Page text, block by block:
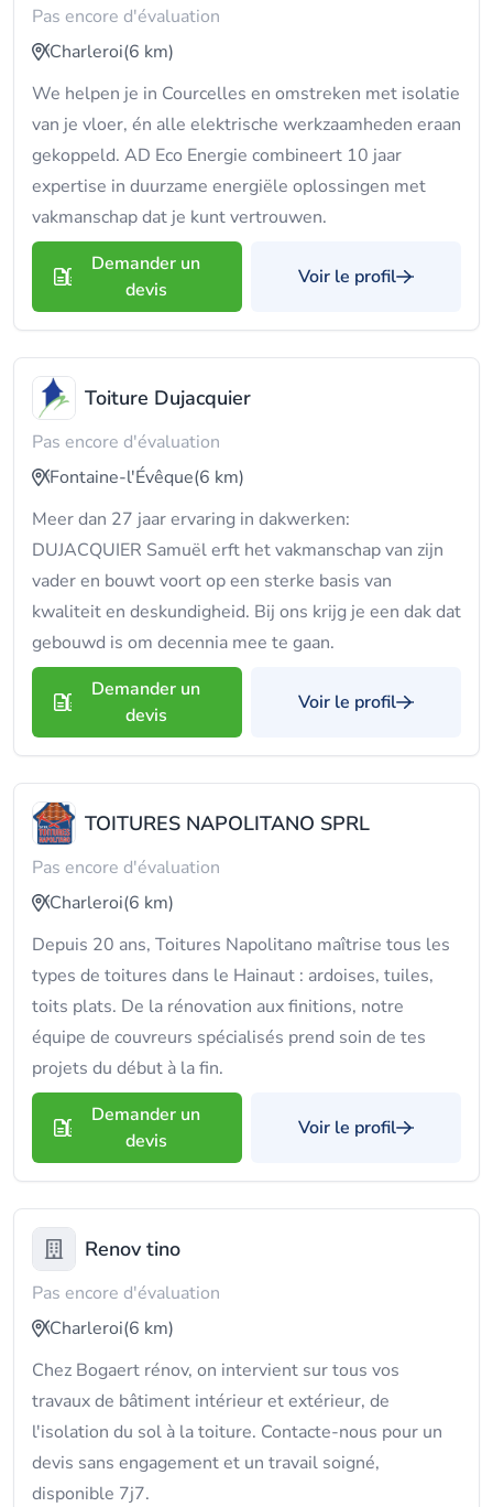
Pas encore d'évaluation
Charleroi(6 km)
We helpen je in Courcelles en omstreken met isolatie
van je vloer, én alle elektrische werkzaamheden eraan
gekoppeld. AD Eco Energie combineert 10 jaar
expertise in duurzame energiële oplossingen met
vakmanschap dat je kunt vertrouwen.
Demander un
devis
Voir le profil
Toiture Dujacquier
Pas encore d'évaluation
Fontaine-l'Évêque(6 km)
Meer dan 27 jaar ervaring in dakwerken:
DUJACQUIER Samuël erft het vakmanschap van zijn
vader en bouwt voort op een sterke basis van
kwaliteit en deskundigheid. Bij ons krijg je een dak dat
gebouwd is om decennia mee te gaan.
Demander un
devis
Voir le profil
TOITURES NAPOLITANO SPRL
Pas encore d'évaluation
Charleroi(6 km)
Depuis 20 ans, Toitures Napolitano maîtrise tous les
types de toitures dans le Hainaut : ardoises, tuiles,
toits plats. De la rénovation aux finitions, notre
équipe de couvreurs spécialisés prend soin de tes
projets du début à la fin.
Demander un
devis
Voir le profil
Renov tino
Pas encore d'évaluation
Charleroi(6 km)
Chez Bogaert rénov, on intervient sur tous vos
travaux de bâtiment intérieur et extérieur, de
l'isolation du sol à la toiture. Contacte-nous pour un
devis sans engagement et un travail soigné,
disponible 7j7.